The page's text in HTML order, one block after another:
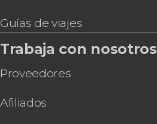
Guías de viajes
Trabaja con nosotros
Proveedores
Afiliados